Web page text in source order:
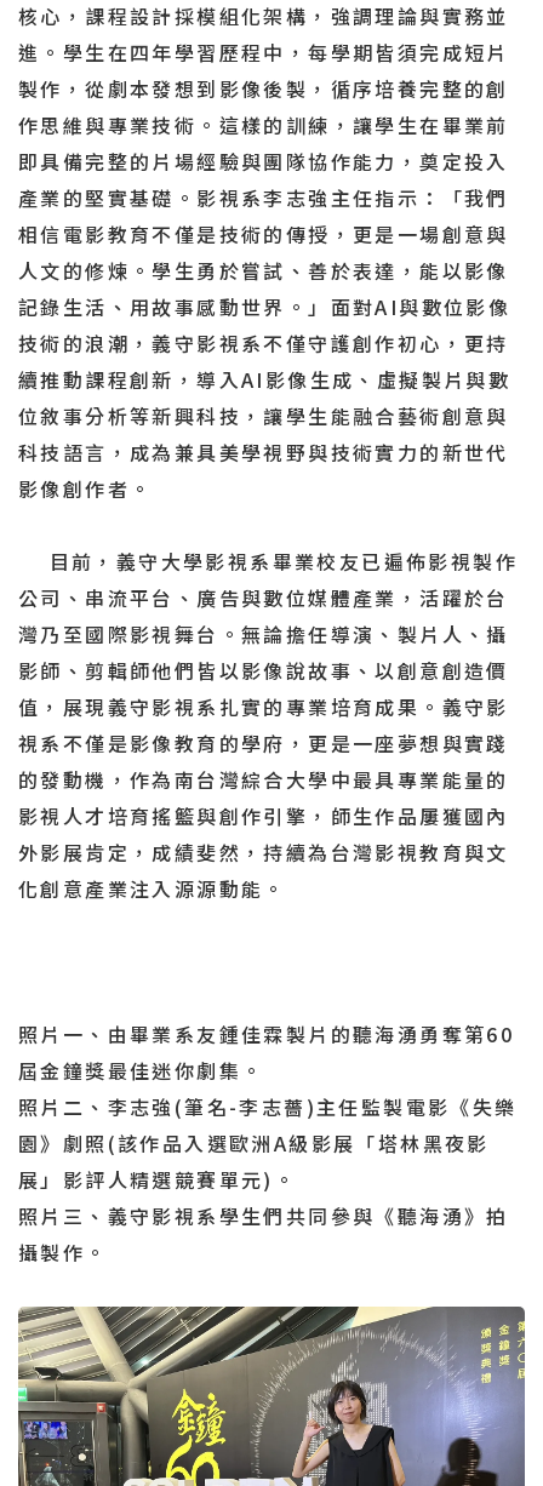
核心，課程設計採模組化架構，強調理論與實務並
進。學生在四年學習歷程中，每學期皆須完成短片
製作，從劇本發想到影像後製，循序培養完整的創
作思維與專業技術。這樣的訓練，讓學生在畢業前
即具備完整的片場經驗與團隊協作能力，奠定投入
產業的堅實基礎。影視系李志強主任指示：「我們
相信電影教育不僅是技術的傳授，更是一場創意與
人文的修煉。學生勇於嘗試、善於表達，能以影像
記錄生活、用故事感動世界。」面對AI與數位影像
技術的浪潮，義守影視系不僅守護創作初心，更持
續推動課程創新，導入AI影像生成、虛擬製片與數
位敘事分析等新興科技，讓學生能融合藝術創意與
科技語言，成為兼具美學視野與技術實力的新世代
影像創作者。
目前，義守大學影視系畢業校友已遍佈影視製作
公司、串流平台、廣告與數位媒體產業，活躍於台
灣乃至國際影視舞台。無論擔任導演、製片人、攝
影師、剪輯師他們皆以影像說故事、以創意創造價
值，展現義守影視系扎實的專業培育成果。義守影
視系不僅是影像教育的學府，更是一座夢想與實踐
的發動機，作為南台灣綜合大學中最具專業能量的
影視人才培育搖籃與創作引擎，師生作品屢獲國內
外影展肯定，成績斐然，持續為台灣影視教育與文
化創意產業注入源源動能。
照片一、由畢業系友鍾佳霖製片的聽海湧勇奪第60
屆金鐘獎最佳迷你劇集。
照片二、李志強(筆名-李志薔)主任監製電影《失樂
園》劇照(該作品入選歐洲A級影展「塔林黑夜影
展」影評人精選競賽單元)。
照片三、義守影視系學生們共同參與《聽海湧》拍
攝製作。